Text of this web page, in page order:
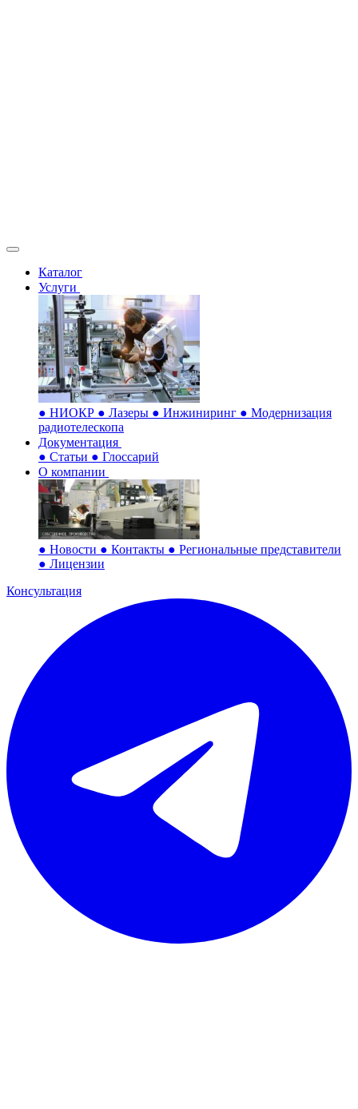
Каталог
Услуги
● НИОКР ● Лазеры ● Инжиниринг ● Модернизация
радиотелескопа
Документация
● Статьи ● Глоссарий
О компании
● Новости ● Контакты ● Региональные представители
● Лицензии
Консультация